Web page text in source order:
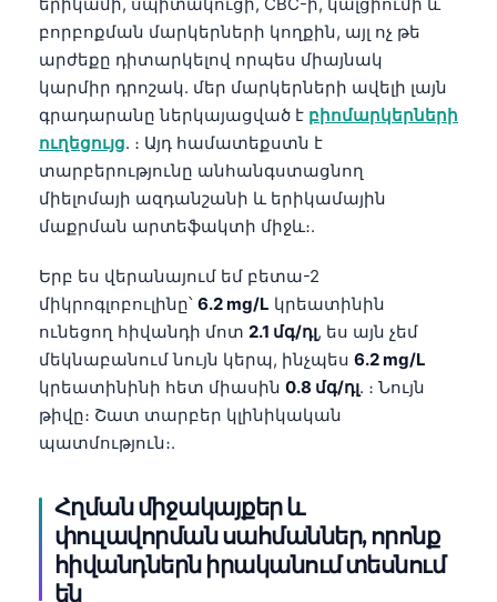
բորբոքման մարկերների կողքին, այլ ոչ թե
արժեքը դիտարկելով որպես միայնակ
կարմիր դրոշակ. մեր մարկերների ավելի լայն
գրադարանը ներկայացված է բիոմարկերների
ուղեցույց. ։ Այդ համատեքստն է
տարբերությունը անհանգստացնող
միելոմայի ազդանշանի և երիկամային
մաքրման արտեֆակտի միջև։.
Երբ ես վերանայում եմ բետա-2
միկրոգլոբուլինը՝ 6.2 mg/L կրեատինին
ունեցող հիվանդի մոտ 2.1 մգ/դլ, ես այն չեմ
մեկնաբանում նույն կերպ, ինչպես 6.2 mg/L
կրեատինինի հետ միասին 0.8 մգ/դլ. ։ Նույն
թիվը։ Շատ տարբեր կլինիկական
պատմություն։.
Հղման միջակայքեր և
փուլավորման սահմաններ, որոնք
հիվանդներն իրականում տեսնում
են